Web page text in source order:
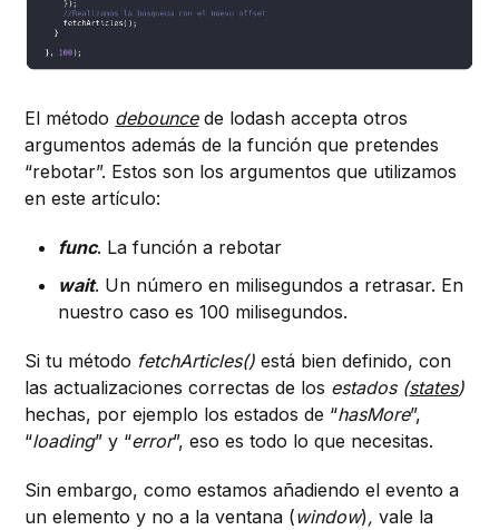
El método debounce de lodash accepta otros
argumentos además de la función que pretendes
“rebotar”. Estos son los argumentos que utilizamos
en este artículo:
func. La función a rebotar
wait. Un número en milisegundos a retrasar. En
nuestro caso es 100 milisegundos.
Si tu método fetchArticles() está bien definido, con
las actualizaciones correctas de los estados (states)
hechas, por ejemplo los estados de “hasMore”,
“loading” y “error”, eso es todo lo que necesitas.
Sin embargo, como estamos añadiendo el evento a
un elemento y no a la ventana (window),vale la